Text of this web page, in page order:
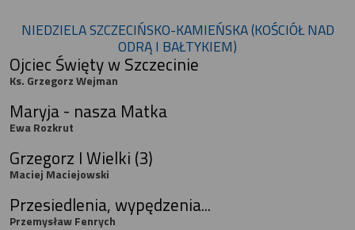
NIEDZIELA SZCZECIŃSKO-KAMIEŃSKA (KOŚCIÓŁ NAD
ODRĄ I BAŁTYKIEM)
Ojciec Święty w Szczecinie
Ks. Grzegorz Wejman
Maryja - nasza Matka
Ewa Rozkrut
Grzegorz I Wielki (3)
Maciej Maciejowski
Przesiedlenia, wypędzenia...
Przemysław Fenrych